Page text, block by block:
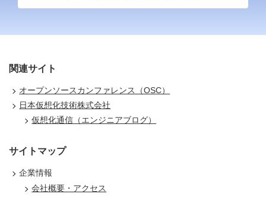
関連サイト
オープンソースカンファレンス（OSC）
日本仮想化技術株式会社
仮想化通信（エンジニアブログ）
サイトマップ
企業情報
会社概要・アクセス